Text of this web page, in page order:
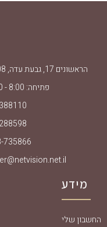
הראשונים 17, גבעת עדה, 37808
פתיחה: 8:00 - 17:00
735866
מידע
החשבון שלי